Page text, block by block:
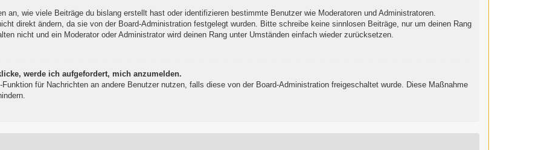
an, wie viele Beiträge du bislang erstellt hast oder identifizieren bestimmte Benutzer wie Moderatoren und Administratoren.
direkt ändern, da sie von der Board-Administration festgelegt wurden. Bitte schreibe keine sinnlosen Beiträge, nur um deinen Rang
nicht und ein Moderator oder Administrator wird deinen Rang unter Umständen einfach wieder zurücksetzen.
werde ich aufgefordert, mich anzumelden.
für Nachrichten an andere Benutzer nutzen, falls diese von der Board-Administration freigeschaltet wurde. Diese Maßnahme